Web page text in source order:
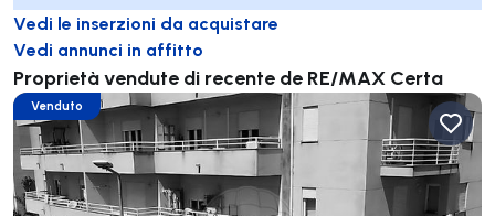
Vedi le inserzioni da acquistare
Vedi annunci in affitto
Proprietà vendute di recente de RE/MAX Certa
Venduto